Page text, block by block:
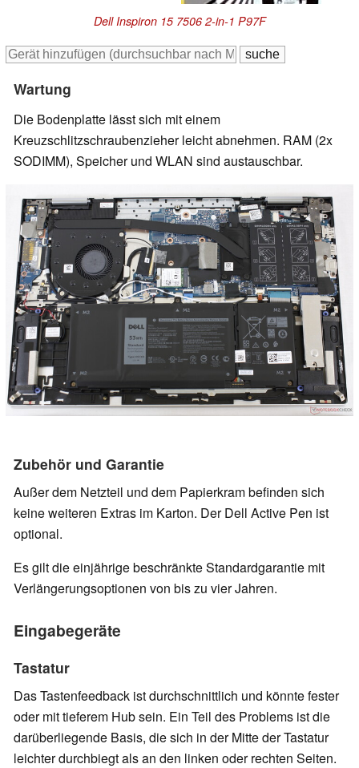
Dell Inspiron 15 7506 2-in-1 P97F
Wartung
Die Bodenplatte lässt sich mit einem
Kreuzschlitzschraubenzieher leicht abnehmen. RAM (2x
SODIMM), Speicher und WLAN sind austauschbar.
Zubehör und Garantie
Außer dem Netzteil und dem Papierkram befinden sich
keine weiteren Extras im Karton. Der Dell Active Pen ist
optional.
Es gilt die einjährige beschränkte Standardgarantie mit
Verlängerungsoptionen von bis zu vier Jahren.
Eingabegeräte
Tastatur
Das Tastenfeedback ist durchschnittlich und könnte fester
oder mit tieferem Hub sein. Ein Teil des Problems ist die
darüberliegende Basis, die sich in der Mitte der Tastatur
leichter durchbiegt als an den linken oder rechten Seiten.